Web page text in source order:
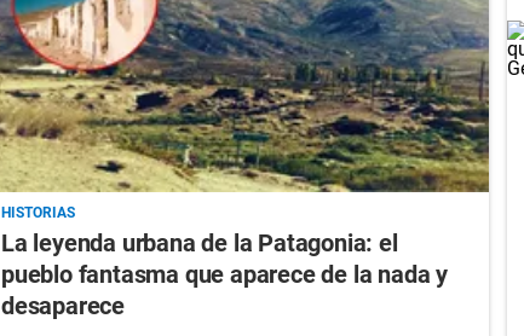
HISTORIAS
La leyenda urbana de la Patagonia: el
pueblo fantasma que aparece de la nada y
desaparece